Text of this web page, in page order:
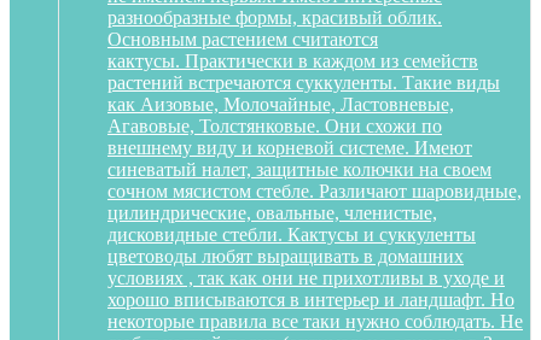
разнообразные формы, красивый облик.
Основным растением считаются
кактусы. Практически в каждом из семейств
растений встречаются суккуленты. Такие виды
как Аизовые, Молочайные, Ластовневые,
Агавовые, Толстянковые. Они схожи по
внешнему виду и корневой системе. Имеют
синеватый налет, защитные колючки на своем
сочном мясистом стебле. Различают шаровидные,
цилиндрические, овальные, членистые,
дисковидные стебли. Кактусы и суккуленты
цветоводы любят выращивать в домашних
условиях , так как они не прихотливы в уходе и
хорошо вписываются в интерьер и ландшафт. Но
некоторые правила все таки нужно соблюдать. Не